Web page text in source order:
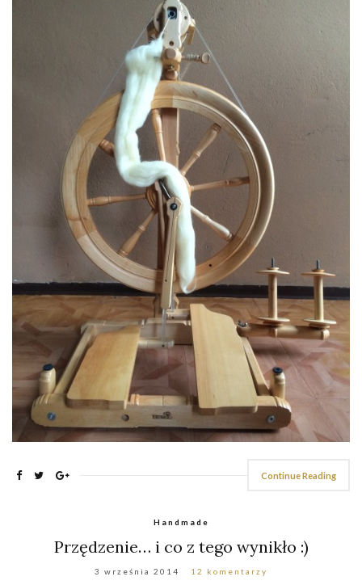
Continue Reading
Handmade
Przędzenie… i co z tego wynikło :)
3 września 2014 12 komentarzy